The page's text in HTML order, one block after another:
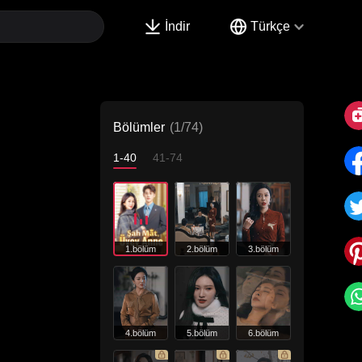
İndir Türkçe
Bölümler (1/74)
1-40 41-74
1.bölüm 2.bölüm 3.bölüm
4.bölüm 5.bölüm 6.bölüm